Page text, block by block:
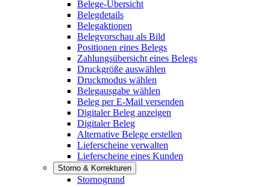
Belege-Übersicht
Belegdetails
Belegaktionen
Belegvorschau als Bild
Positionen eines Belegs
Zahlungsübersicht eines Belegs
Druckgröße auswählen
Druckmodus wählen
Belegausgabe wählen
Beleg per E-Mail versenden
Digitaler Beleg anzeigen
Digitaler Beleg
Alternative Belege erstellen
Lieferscheine verwalten
Lieferscheine eines Kunden
Storno & Korrekturen
Stornogrund